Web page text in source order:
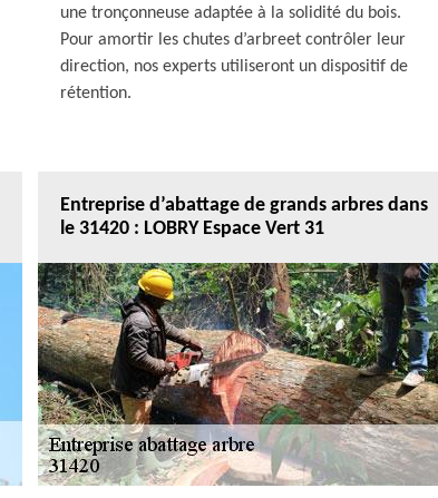
une tronçonneuse adaptée à la solidité du bois.
Pour amortir les chutes d’arbreet contrôler leur
direction, nos experts utiliseront un dispositif de
rétention.
Entreprise d’abattage de grands arbres dans
le 31420 : LOBRY Espace Vert 31